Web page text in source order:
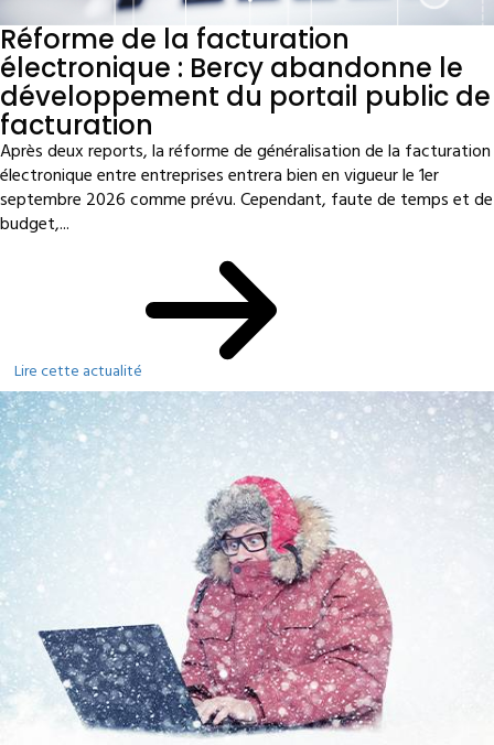
Réforme de la facturation
électronique : Bercy abandonne le
développement du portail public de
facturation
Après deux reports, la réforme de généralisation de la facturation
électronique entre entreprises entrera bien en vigueur le 1er
septembre 2026 comme prévu. Cependant, faute de temps et de
budget,...
Lire cette actualité